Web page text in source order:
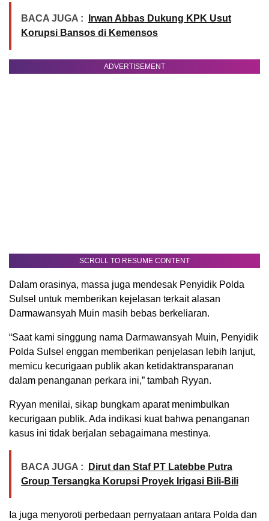
BACA JUGA :
Irwan Abbas Dukung KPK Usut
Korupsi Bansos di Kemensos
ADVERTISEMENT
SCROLL TO RESUME CONTENT
Dalam orasinya, massa juga mendesak Penyidik Polda
Sulsel untuk memberikan kejelasan terkait alasan
Darmawansyah Muin masih bebas berkeliaran.
“Saat kami singgung nama Darmawansyah Muin, Penyidik
Polda Sulsel enggan memberikan penjelasan lebih lanjut,
memicu kecurigaan publik akan ketidaktransparanan
dalam penanganan perkara ini,” tambah Ryyan.
Ryyan menilai, sikap bungkam aparat menimbulkan
kecurigaan publik. Ada indikasi kuat bahwa penanganan
kasus ini tidak berjalan sebagaimana mestinya.
BACA JUGA :
Dirut dan Staf PT Latebbe Putra
Group Tersangka Korupsi Proyek Irigasi Bili-Bili
Ia juga menyoroti perbedaan pernyataan antara Polda dan